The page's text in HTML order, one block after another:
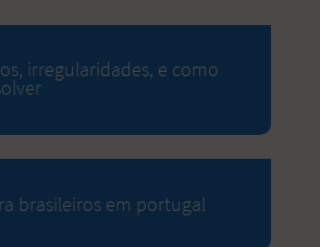
irregularidades, e como
brasileiros em portugal